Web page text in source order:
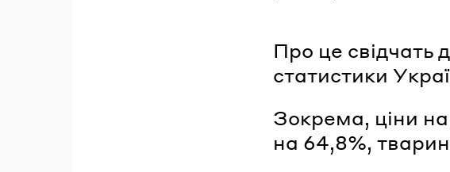
Про це свідчать
статистики
Зокрема, ціни
на 64,8%,